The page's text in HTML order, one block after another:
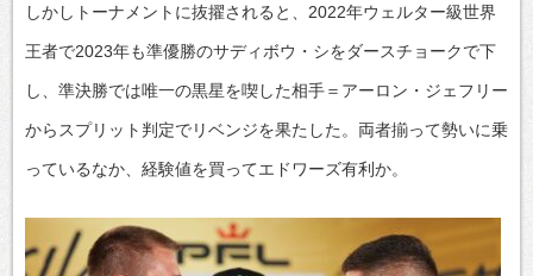
しかしトーナメントに抜擢されると、2022年ウェルター級世界
王者で2023年も準優勝のサディボウ・シをダースチョークで下
し、準決勝では唯一の黒星を喫した相手＝アーロン・ジェフリー
からスプリット判定でリベンジを果たした。両者揃って勢いに乗
っているなか、経験値を買ってエドワーズ有利か。